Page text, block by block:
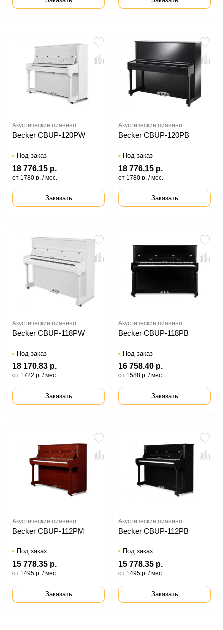
Акустические пианино
Becker CBUP-120PW
Под заказ
18 776.15 р.
от 1780 р. / мес.
Заказать
Акустические пианино
Becker CBUP-120PB
Под заказ
18 776.15 р.
от 1780 р. / мес.
Заказать
Акустические пианино
Becker CBUP-118PW
Под заказ
18 170.83 р.
от 1722 р. / мес.
Заказать
Акустические пианино
Becker CBUP-118PB
Под заказ
16 758.40 р.
от 1588 р. / мес.
Заказать
Акустические пианино
Becker CBUP-112PM
Под заказ
15 778.35 р.
от 1495 р. / мес.
Заказать
Акустические пианино
Becker CBUP-112PB
Под заказ
15 778.35 р.
от 1495 р. / мес.
Заказать